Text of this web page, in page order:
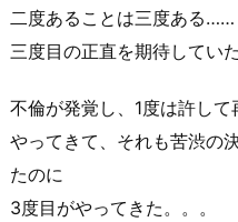
二度あることは三度ある……
三度目の正直を期待していた
不倫が発覚し、1度は許し
やってきて、それも苦渋の
たのに
3度目がやってきた。。。